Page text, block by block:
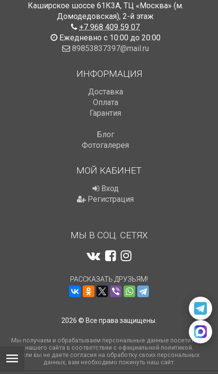
Каширское шоссе 61К3А, ТЦ «Москва» (м.
Домодедовская), 2-й этаж
+7 968 409 59 07
Ежедневно с 10:00 до 20:00
89853837397@mail.ru
ИНФОРМАЦИЯ
Доставка
Оплата
Гарантия
Блог
Фотогалерея
МОЙ КАБИНЕТ
Вход
Регистрация
МЫ В СОЦ. СЕТЯХ
РАССКАЗАТЬ ДРУЗЬЯМ!
2026 © Все права защищены.
Мы получаем и обрабатываем персональные данные посетителей
нашего сайта в соответствии с официальной политикой.
Если вы не даете согласия на обработку своих персональных
данных, вам необходимо покинуть наш сайт.